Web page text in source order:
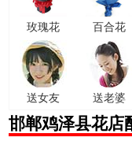
玫瑰花 百合花
送女友 送老婆
邯郸鸡泽县花店